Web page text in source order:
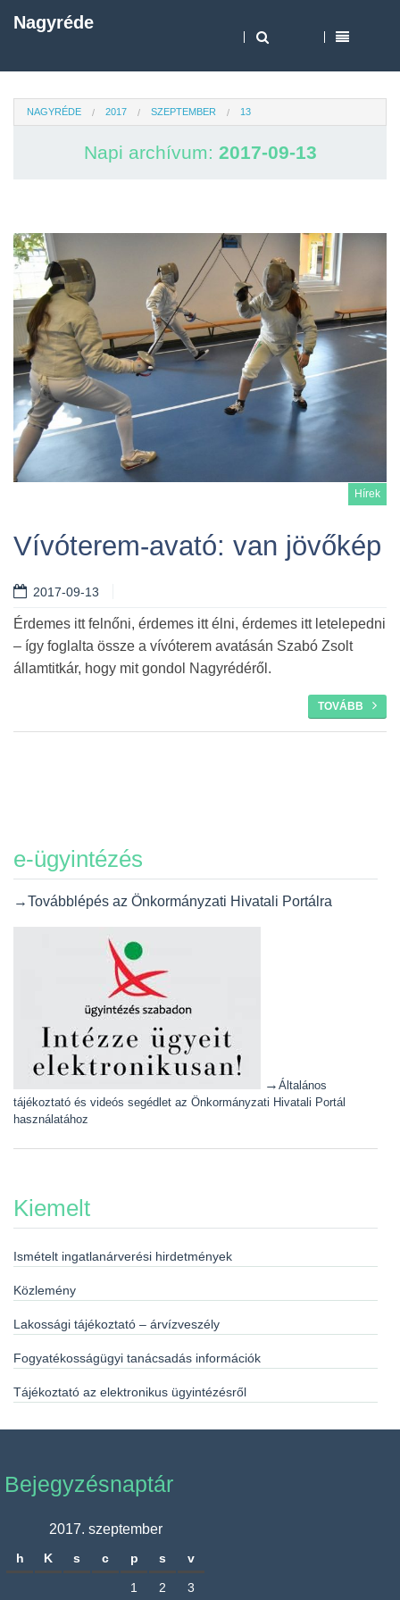
Nagyréde
NAGYRÉDE 2017 SZEPTEMBER 13
Napi archívum: 2017-09-13
Hírek
Vívóterem-avató: van jövőkép
2017-09-13
Érdemes itt felnőni, érdemes itt élni, érdemes itt letelepedni
– így foglalta össze a vívóterem avatásán Szabó Zsolt
államtitkár, hogy mit gondol Nagyrédéről.
TOVÁBB
e-ügyintézés
→Továbblépés az Önkormányzati Hivatali Portálra
→ Általános
tájékoztató és videós segédlet az Önkormányzati Hivatali Portál
használatához
Kiemelt
Ismételt ingatlanárverési hirdetmények
Közlemény
Lakossági tájékoztató – árvízveszély
Fogyatékosságügyi tanácsadás információk
Tájékoztató az elektronikus ügyintézésről
Bejegyzésnaptár
2017. szeptember
h K s c p s v
1 2 3